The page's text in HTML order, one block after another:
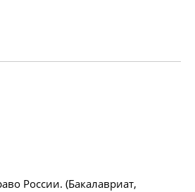
России. (Бакалавриат,